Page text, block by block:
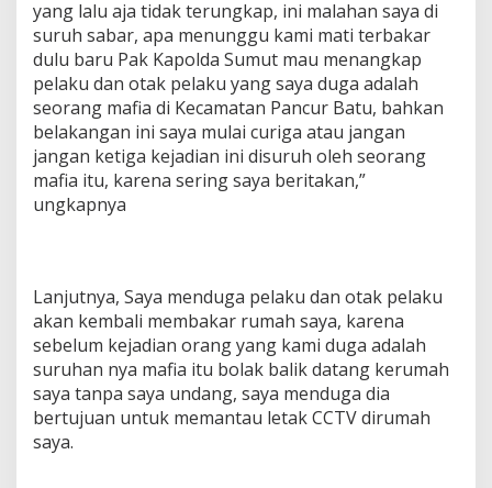
yang lalu aja tidak terungkap, ini malahan saya di
suruh sabar, apa menunggu kami mati terbakar
dulu baru Pak Kapolda Sumut mau menangkap
pelaku dan otak pelaku yang saya duga adalah
seorang mafia di Kecamatan Pancur Batu, bahkan
belakangan ini saya mulai curiga atau jangan
jangan ketiga kejadian ini disuruh oleh seorang
mafia itu, karena sering saya beritakan,”
ungkapnya
Lanjutnya, Saya menduga pelaku dan otak pelaku
akan kembali membakar rumah saya, karena
sebelum kejadian orang yang kami duga adalah
suruhan nya mafia itu bolak balik datang kerumah
saya tanpa saya undang, saya menduga dia
bertujuan untuk memantau letak CCTV dirumah
saya.